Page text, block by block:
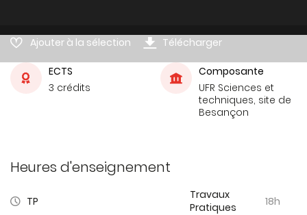
Ajouter à la sélection Télécharger
ECTS
3 crédits
Composante
UFR Sciences et
techniques, site de
Besançon
Heures d'enseignement
TP
Travaux
Pratiques
18h